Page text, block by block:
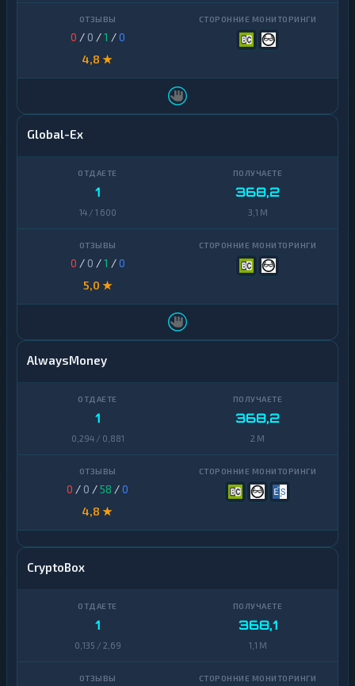
0 / 0 /1 /0
4,8 ★
Global-Ex
1
14 / 1 600
368,2
3,1 M
0 / 0 /1 /0
5,0 ★
AlwaysMoney
1
0,294 / 0,881
368,2
2 M
0 / 0 /58 /0
4,8 ★
CryptoBox
1
0,135 / 2,69
368,1
1,1 M